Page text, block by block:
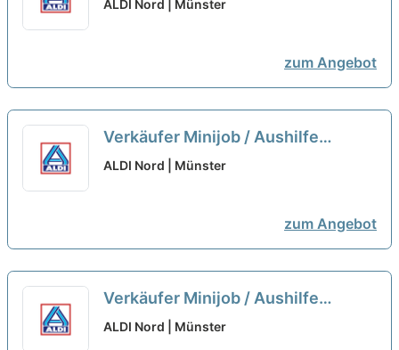
ALDI Nord | Münster
zum Angebot
Verkäufer Minijob / Aushilfe
(m/w/d) neu
ALDI Nord | Münster
zum Angebot
Verkäufer Minijob / Aushilfe
(m/w/d) neu
ALDI Nord | Münster